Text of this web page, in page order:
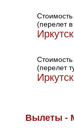
(перелет
(перелет
Вылеты -